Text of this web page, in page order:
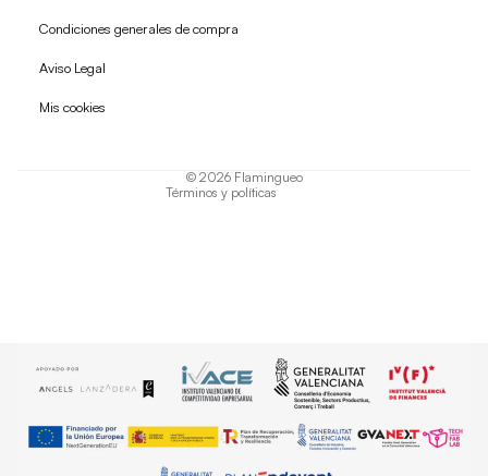
Condiciones generales de compra
Aviso Legal
Mis cookies
© 2026 Flamingueo
Términos y políticas